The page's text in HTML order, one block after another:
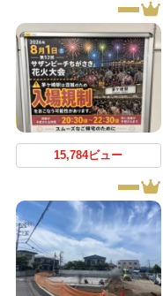
15,784ビュー